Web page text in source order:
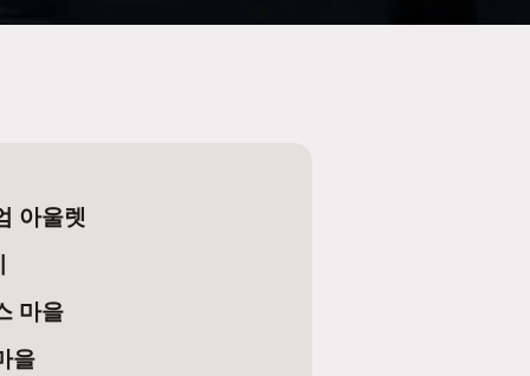
아울렛
마을
을